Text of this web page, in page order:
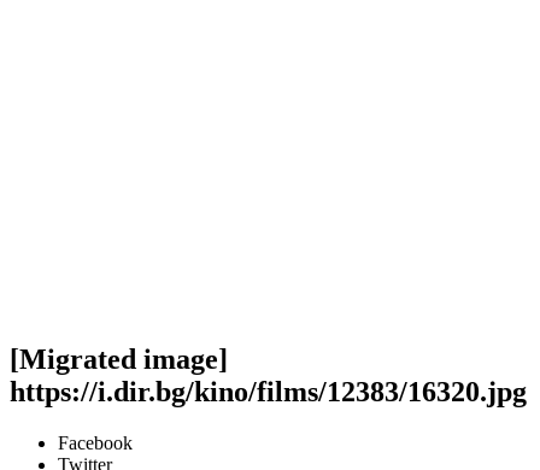
[Migrated image]
https://i.dir.bg/kino/films/12383/16320.jpg
Facebook
Twitter